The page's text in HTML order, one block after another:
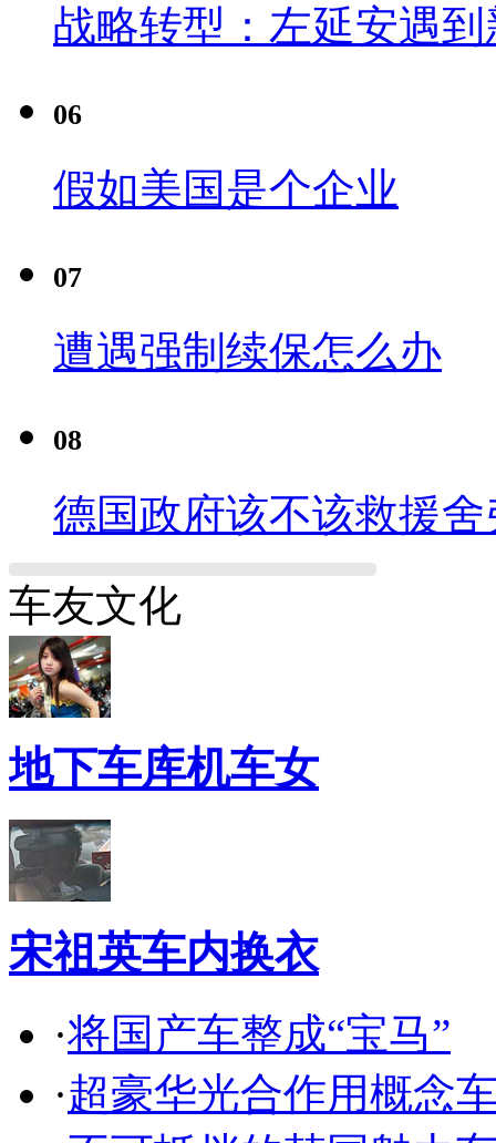
战略转型：左延安遇
06
假如美国是个企业
07
遭遇强制续保怎么办
08
德国政府该不该救援舍
车友文化
地下车库机车女
宋祖英车内换衣
·将国产车整成“宝马”
·超豪华光合作用概念